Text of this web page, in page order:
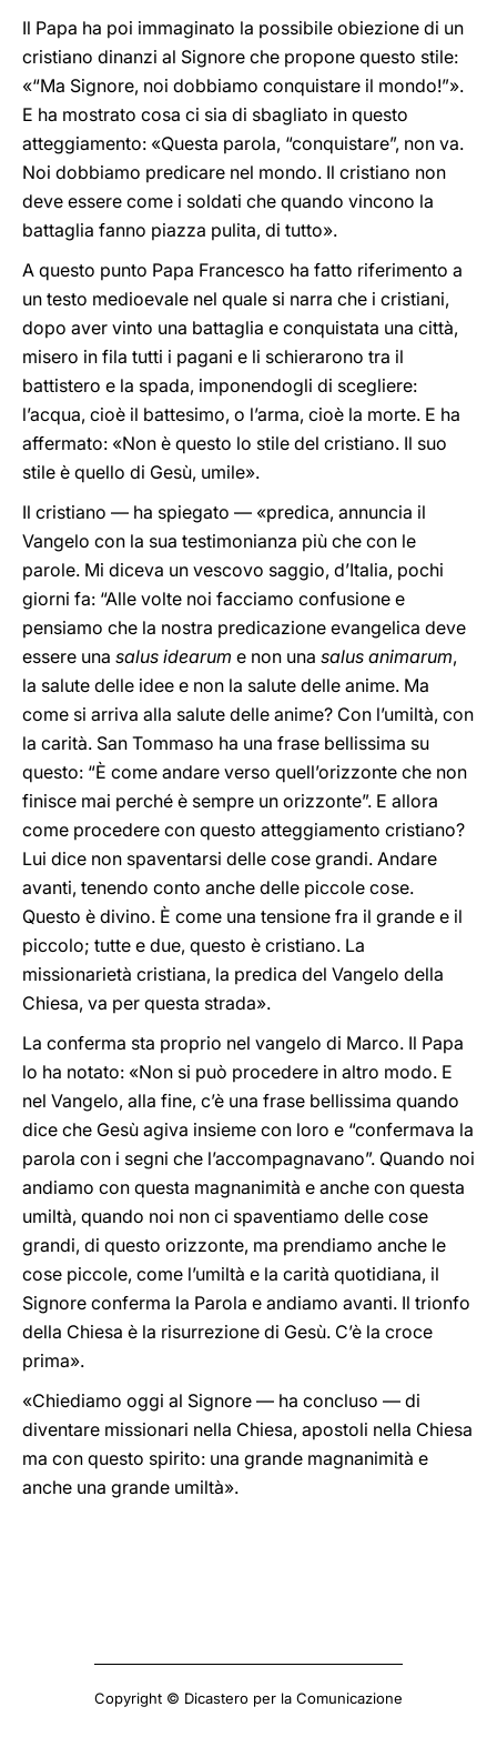
Il Papa ha poi immaginato la possibile obiezione di un
cristiano dinanzi al Signore che propone questo stile:
«“Ma Signore, noi dobbiamo conquistare il mondo!”».
E ha mostrato cosa ci sia di sbagliato in questo
atteggiamento: «Questa parola, “conquistare”, non va.
Noi dobbiamo predicare nel mondo. Il cristiano non
deve essere come i soldati che quando vincono la
battaglia fanno piazza pulita, di tutto».
A questo punto Papa Francesco ha fatto riferimento a
un testo medioevale nel quale si narra che i cristiani,
dopo aver vinto una battaglia e conquistata una città,
misero in fila tutti i pagani e li schierarono tra il
battistero e la spada, imponendogli di scegliere:
l’acqua, cioè il battesimo, o l’arma, cioè la morte. E ha
affermato: «Non è questo lo stile del cristiano. Il suo
stile è quello di Gesù, umile».
Il cristiano — ha spiegato — «predica, annuncia il
Vangelo con la sua testimonianza più che con le
parole. Mi diceva un vescovo saggio, d’Italia, pochi
giorni fa: “Alle volte noi facciamo confusione e
pensiamo che la nostra predicazione evangelica deve
essere una salus idearum e non una salus animarum,
la salute delle idee e non la salute delle anime. Ma
come si arriva alla salute delle anime? Con l’umiltà, con
la carità. San Tommaso ha una frase bellissima su
questo: “È come andare verso quell’orizzonte che non
finisce mai perché è sempre un orizzonte”. E allora
come procedere con questo atteggiamento cristiano?
Lui dice non spaventarsi delle cose grandi. Andare
avanti, tenendo conto anche delle piccole cose.
Questo è divino. È come una tensione fra il grande e il
piccolo; tutte e due, questo è cristiano. La
missionarietà cristiana, la predica del Vangelo della
Chiesa, va per questa strada».
La conferma sta proprio nel vangelo di Marco. Il Papa
lo ha notato: «Non si può procedere in altro modo. E
nel Vangelo, alla fine, c’è una frase bellissima quando
dice che Gesù agiva insieme con loro e “confermava la
parola con i segni che l’accompagnavano”. Quando noi
andiamo con questa magnanimità e anche con questa
umiltà, quando noi non ci spaventiamo delle cose
grandi, di questo orizzonte, ma prendiamo anche le
cose piccole, come l’umiltà e la carità quotidiana, il
Signore conferma la Parola e andiamo avanti. Il trionfo
della Chiesa è la risurrezione di Gesù. C’è la croce
prima».
«Chiediamo oggi al Signore — ha concluso — di
diventare missionari nella Chiesa, apostoli nella Chiesa
ma con questo spirito: una grande magnanimità e
anche una grande umiltà».
Copyright © Dicastero per la Comunicazione